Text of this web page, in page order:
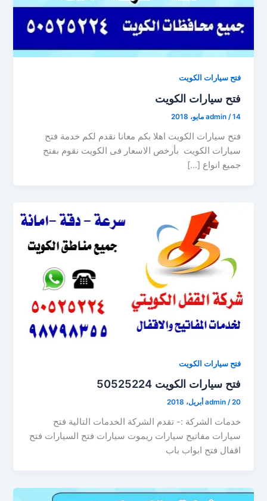
فتح سيارات الكويت
فتح سيارات الكويت
admin /14 مايو، 2018
فتح سيارات الكويت اهلا بكم معانا نقدم لكم خدمة فتح
سيارات الكويت بأرخص الاسعار فى الكويت نقوم بفتح
جميع انواع […]
فتح سيارات الكويت
فتح سيارات الكويت 50525224
admin /20 أبريل، 2018
خدمات الشركة :- تقدم الشركة الخدمات التالية فتح
سيارات مفاتيح سيارات ريموت سيارات فتح السيارات فتح
اقفال فتح ابواب باب